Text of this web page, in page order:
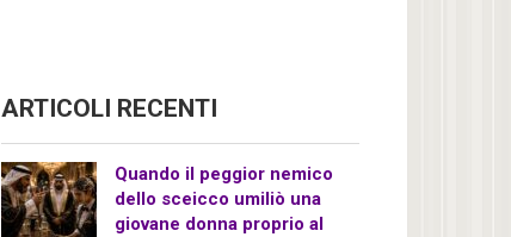
ARTICOLI RECENTI
Quando il peggior nemico
dello sceicco umiliò una
giovane donna proprio al